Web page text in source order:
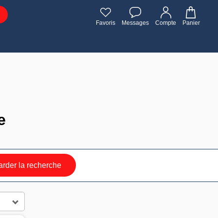
Favoris Messages Compte Panier
la recherche